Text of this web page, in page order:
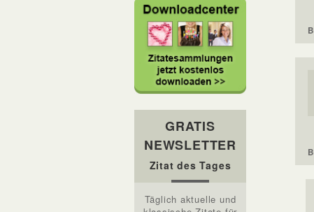
GRATIS
NEWSLETTER
Zitat des Tages
Täglich aktuelle und